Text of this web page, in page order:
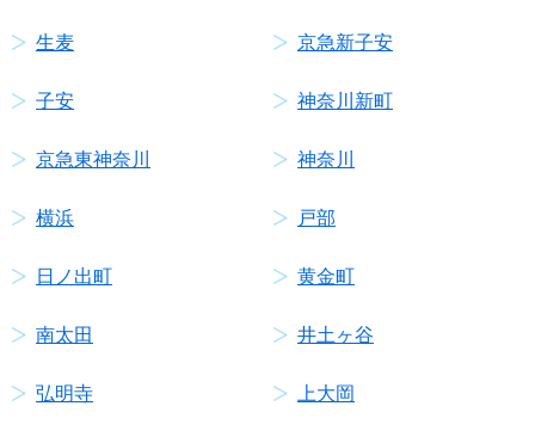
生麦 京急新子安
子安 神奈川新町
京急東神奈川 神奈川
横浜 戸部
日ノ出町 黄金町
南太田 井土ヶ谷
弘明寺 上大岡